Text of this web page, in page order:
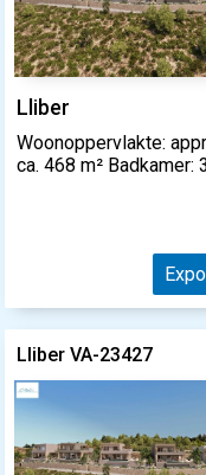
Lliber
Woonoppervlakte:
ca. 468 m² Badkamer:
Lliber VA-23427